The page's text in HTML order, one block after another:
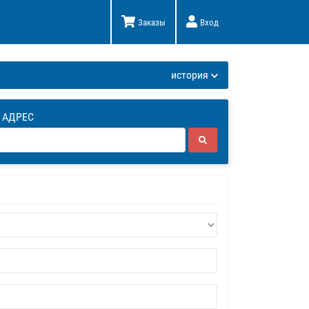
Заказы Вход
история